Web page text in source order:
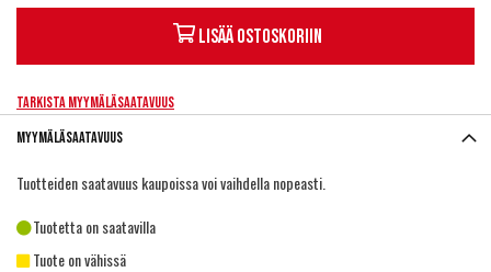
Lisää ostoskoriin
Tarkista myymäläsaatavuus
Myymäläsaatavuus
Tuotteiden saatavuus kaupoissa voi vaihdella nopeasti.
Tuotetta on saatavilla
Tuote on vähissä